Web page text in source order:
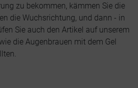
zu bekommen, kämmen Sie die
die Wuchsrichtung, und dann - in
Sie auch den Artikel auf unserem
die Augenbrauen mit dem Gel
.